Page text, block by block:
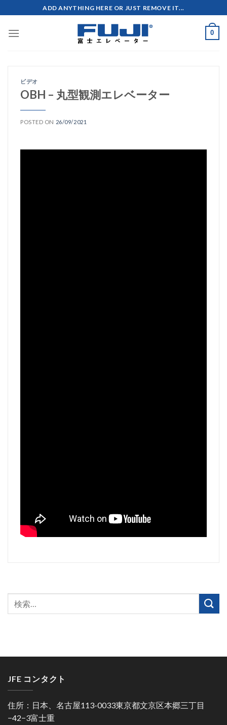
to
content
ADD ANYTHING HERE OR JUST REMOVE IT...
0
ビデオ
OBH – 丸型観測エレベーター
POSTED ON 26/09/2021
JFE コンタクト
住所：日本、名古屋113-0033東京都文京区本郷三丁目
−42−3富士重